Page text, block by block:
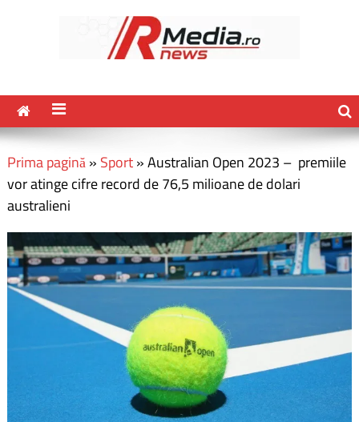
Prima pagină» Sport»Australian Open 2023 – premiile
vor atinge cifre record de 76,5 milioane de dolari
australieni